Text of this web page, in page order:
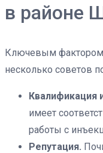
в районе
Ключевым фактором
несколько советов
Квалификация
имеет
работы с
Репутация.